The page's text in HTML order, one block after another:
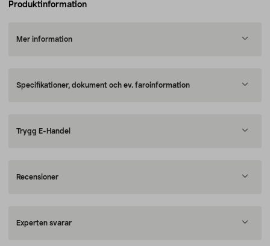
Produktinformation
Mer information
Specifikationer, dokument och ev. faroinformation
Trygg E-Handel
Recensioner
Experten svarar